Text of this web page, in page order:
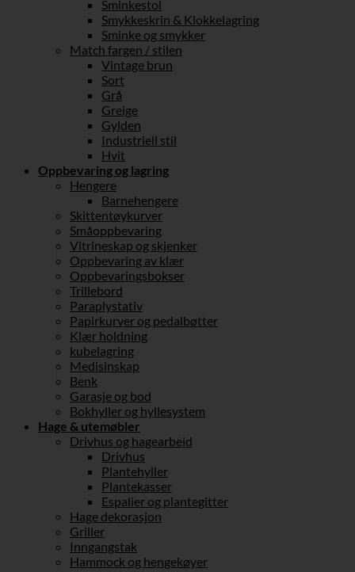
Sminkestol
Smykkeskrin & Klokkelagring
Sminke og smykker
Match fargen / stilen
Vintage brun
Sort
Grå
Greige
Gylden
Industriell stil
Hvit
Oppbevaring og lagring
Hengere
Barnehengere
Skittentøykurver
Småoppbevaring
Vitrineskap og skjenker
Oppbevaring av klær
Oppbevaringsbokser
Trillebord
Paraplystativ
Papirkurver og pedalbøtter
Klær holdning
kubelagring
Medisinskap
Benk
Garasje og bod
Bokhyller og hyllesystem
Hage & utemøbler
Drivhus og hagearbeid
Drivhus
Plantehyller
Plantekasser
Espalier og plantegitter
Hage dekorasjon
Griller
Inngangstak
Hammock og hengekøyer